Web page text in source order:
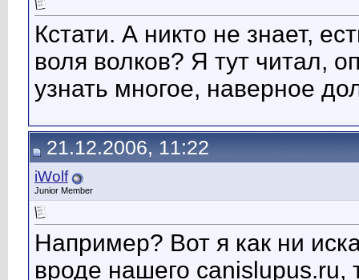
Кстати. А никто не знает,
воля волков? Я тут читал,
узнать многое, наверное
21.12.2006, 11:22
iWolf
Junior Member
Например? Вот я как ни
вроде нашего